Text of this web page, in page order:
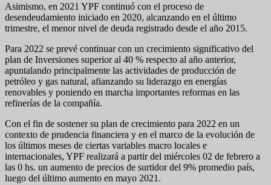
Asimismo, en 2021 YPF continuó con el proceso de
desendeudamiento iniciado en 2020, alcanzando en el último
trimestre, el menor nivel de deuda registrado desde el año 2015.
Para 2022 se prevé continuar con un crecimiento significativo del
plan de Inversiones superior al 40 % respecto al año anterior,
apuntalando principalmente las actividades de producción de
petróleo y gas natural, afianzando su liderazgo en energías
renovables y poniendo en marcha importantes reformas en las
refinerías de la compañía.
Con el fin de sostener su plan de crecimiento para 2022 en un
contexto de prudencia financiera y en el marco de la evolución de
los últimos meses de ciertas variables macro locales e
internacionales, YPF realizará a partir del miércoles 02 de febrero a
las 0 hs. un aumento de precios de surtidor del 9% promedio país,
luego del último aumento en mayo 2021.